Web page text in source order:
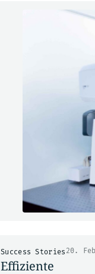
Success Stories 20.
Effiziente